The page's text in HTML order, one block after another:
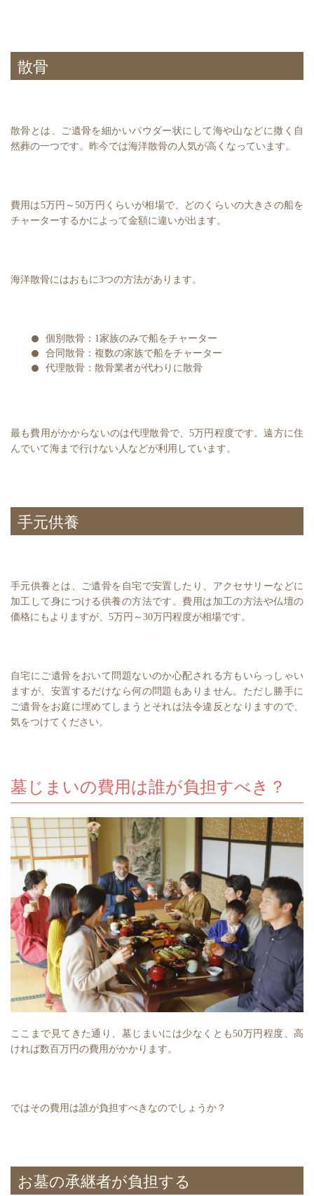
散骨
散骨とは、ご遺骨を細かいパウダー状にして海や山などに撒く自
然葬の一つです。昨今では海洋散骨の人気が高くなっています。
費用は5万円～50万円くらいが相場で、どのくらいの大きさの船を
チャーターするかによって金額に違いが出ます。
海洋散骨にはおもに3つの方法があります。
個別散骨：1家族のみで船をチャーター
合同散骨：複数の家族で船をチャーター
代理散骨：散骨業者が代わりに散骨
最も費用がかからないのは代理散骨で、5万円程度です。遠方に住
んでいて海まで行けない人などが利用しています。
手元供養
手元供養とは、ご遺骨を自宅で安置したり、アクセサリーなどに
加工して身につける供養の方法です。費用は加工の方法や仏壇の
価格にもよりますが、5万円～30万円程度が相場です。
自宅にご遺骨をおいて問題ないのか心配される方もいらっしゃい
ますが、安置するだけなら何の問題もありません。ただし勝手に
ご遺骨をお庭に埋めてしまうとそれは法令違反となりますので、
気をつけてください。
墓じまいの費用は誰が負担すべき？
ここまで見てきた通り、墓じまいには少なくとも50万円程度、高
ければ数百万円の費用がかかります。
ではその費用は誰が負担すべきなのでしょうか？
お墓の承継者が負担する